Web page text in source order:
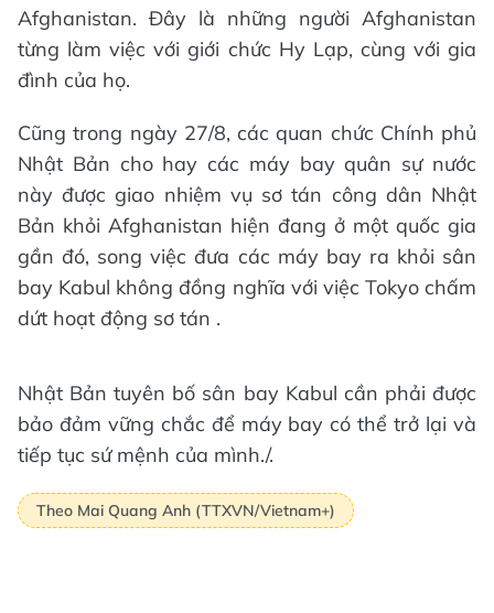
Afghanistan. Đây là những người Afghanistan
từng làm việc với giới chức Hy Lạp, cùng với gia
đình của họ.
Cũng trong ngày 27/8, các quan chức Chính phủ
Nhật Bản cho hay các máy bay quân sự nước
này được giao nhiệm vụ sơ tán công dân Nhật
Bản khỏi Afghanistan hiện đang ở một quốc gia
gần đó, song việc đưa các máy bay ra khỏi sân
bay Kabul không đồng nghĩa với việc Tokyo chấm
dứt hoạt động sơ tán .
Nhật Bản tuyên bố sân bay Kabul cần phải được
bảo đảm vững chắc để máy bay có thể trở lại và
tiếp tục sứ mệnh của mình./.
Theo Mai Quang Anh (TTXVN/Vietnam+)